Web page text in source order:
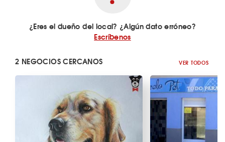
¿Eres el dueño del local? ¿Algún dato erróneo?
Escríbenos
2 NEGOCIOS CERCANOS VER TODOS